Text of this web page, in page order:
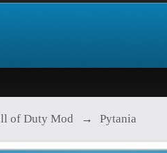
of Duty Mod → Pytania